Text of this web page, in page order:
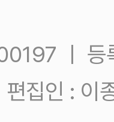
ㅣ
집인 : 이